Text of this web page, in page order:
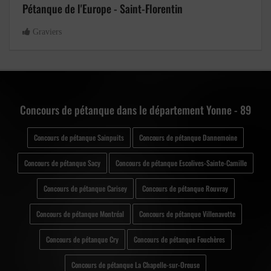
Pétanque de l'Europe - Saint-Florentin
Graviers
Concours de pétanque dans le département Yonne - 89
Concours de pétanque Sainpuits Concours de pétanque Dannemoine
Concours de pétanque Sacy Concours de pétanque Escolives-Sainte-Camille
Concours de pétanque Carisey Concours de pétanque Rouvray
Concours de pétanque Montréal Concours de pétanque Villenavotte
Concours de pétanque Cry Concours de pétanque Fouchères
Concours de pétanque La Chapelle-sur-Oreuse